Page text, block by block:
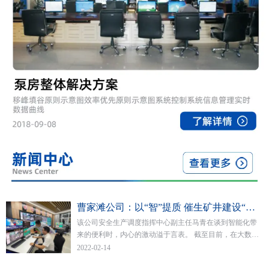
曹家滩公司：以“智”提质 催生矿井建设“新担当
该公司安全生产调度指挥中心副主任马青在谈到智能化带
来的便利时，内心的激动溢于言表。 截至目前，在大数据
的推动下，该公司矿井各排水点均已实现了水泵自动启停
2022-02-14